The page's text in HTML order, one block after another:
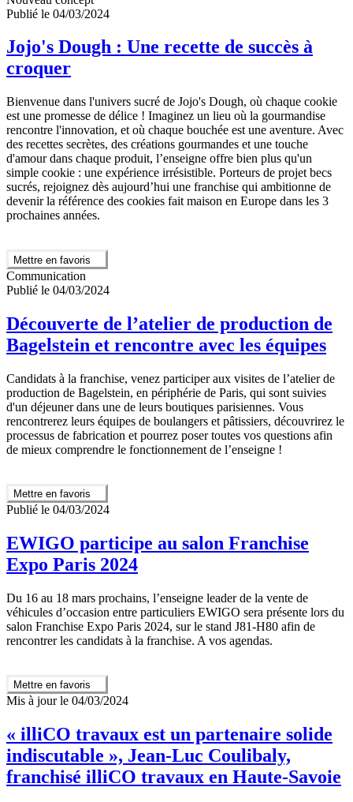
Publié le 04/03/2024
Jojo's Dough : Une recette de succès à
croquer
Bienvenue dans l'univers sucré de Jojo's Dough, où chaque cookie
est une promesse de délice ! Imaginez un lieu où la gourmandise
rencontre l'innovation, et où chaque bouchée est une aventure. Avec
des recettes secrètes, des créations gourmandes et une touche
d'amour dans chaque produit, l’enseigne offre bien plus qu'un
simple cookie : une expérience irrésistible. Porteurs de projet becs
sucrés, rejoignez dès aujourd’hui une franchise qui ambitionne de
devenir la référence des cookies fait maison en Europe dans les 3
prochaines années.
Mettre en favoris
Communication
Publié le 04/03/2024
Découverte de l’atelier de production de
Bagelstein et rencontre avec les équipes
Candidats à la franchise, venez participer aux visites de l’atelier de
production de Bagelstein, en périphérie de Paris, qui sont suivies
d'un déjeuner dans une de leurs boutiques parisiennes. Vous
rencontrerez leurs équipes de boulangers et pâtissiers, découvrirez le
processus de fabrication et pourrez poser toutes vos questions afin
de mieux comprendre le fonctionnement de l’enseigne !
Mettre en favoris
Publié le 04/03/2024
EWIGO participe au salon Franchise
Expo Paris 2024
Du 16 au 18 mars prochains, l’enseigne leader de la vente de
véhicules d’occasion entre particuliers EWIGO sera présente lors du
salon Franchise Expo Paris 2024, sur le stand J81-H80 afin de
rencontrer les candidats à la franchise. A vos agendas.
Mettre en favoris
Mis à jour le 04/03/2024
« illiCO travaux est un partenaire solide
indiscutable », Jean-Luc Coulibaly,
franchisé illiCO travaux en Haute-Savoie